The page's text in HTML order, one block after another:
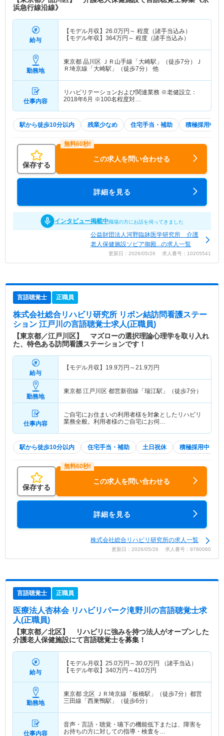
浜急行線沿線》
給与
【モデル月収】 26.0万円～ 程度（諸手当込み）
【モデル年収】 364万円～ 程度（諸手当込み）
勤務地
東京都 品川区 ＪＲ山手線「大崎駅」（徒歩7分）Ｊ
Ｒ埼京線「大崎駅」（徒歩7分） 他
仕事内容
リハビリテーションおよび関連業務 ※老健設立：
2018年6月 ※100名程度対…
駅から徒歩10分以内 残業少なめ 住宅手当・補助 積極採用中
保存する
この求人を問い合わせる
詳細を見る
インタビュー掲載中職場の方にお話を伺ってきました
公益財団法人河野臨牀医学研究所 介護
老人保健施設ソピア御殿...の求人一覧
更新日：2026/05/26 求人番号：10205541
言語聴覚士 正職員
株式会社総合リハビリ研究所 リボン結訪問看護ステー
ション 江戸川 の言語聴覚士求人(正職員)
【東京都／江戸川区】 マズローの選択理論心理学を取り入れ
た、特色ある訪問看護ステーションです！
給与
【モデル月収】 19.9万円～21.9万円
勤務地
東京都 江戸川区 都営新宿線「瑞江駅」（徒歩7分）
仕事内容
ご自宅にお住まいの利用者様を対象としたリハビリ
業務全般。利用者様のご自宅にお伺…
駅から徒歩10分以内 住宅手当・補助 土日祝休 積極採用中
保存する
この求人を問い合わせる
詳細を見る
株式会社総合リハビリ研究所の求人一覧
更新日：2026/05/26 求人番号：9780060
言語聴覚士 正職員
医療法人杏林会 リハビリパーク滝野川 の言語聴覚士求
人(正職員)
【東京都／北区】 リハビリに強みを持つ法人がオープンした
介護老人保健施設にて言語聴覚士を募集！
給与
【モデル月収】 25.0万円～30.0万円
（諸手当込）
【モデル年収】 340万円～410万円
勤務地
東京都 北区 ＪＲ埼京線「板橋駅」（徒歩7分）都営
三田線「西巣鴨駅」（徒歩6分）
仕事内容
音声・言語・聴覚・嚥下の機能低下または、障害を
お持ちの方に対しての指導・検査を…